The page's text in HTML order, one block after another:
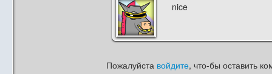
nice
Пожалуйста войдите, что-бы оставить